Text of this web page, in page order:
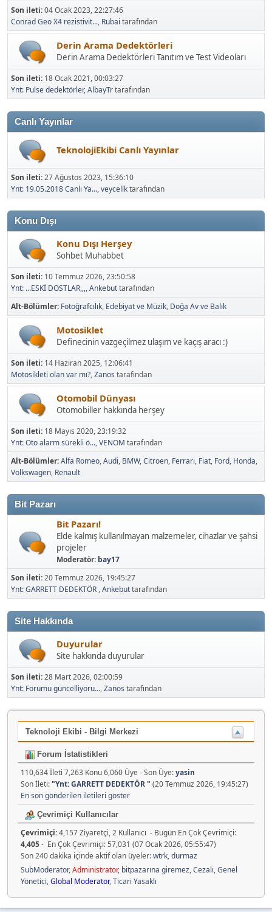
Son ileti:04 Ocak 2023, 22:27:46
Conrad Geo X4 rezistivit..., Rubai tarafından
Derin Arama Dedektörleri
Derin Arama Dedektörleri Tanıtım ve Test Videoları
Son ileti: 18 Ocak 2021, 00:03:27
Ynt: Pulse dedektörler,AlbayTrtarafından
Canlı Yayınlar
TeknolojiEkibi Canlı Yayınlar
Son ileti:27 Ağustos 2023, 15:36:10
Ynt: 19.05.2018 Canlı Ya...,veycellktarafından
Konu Dışı
Konu Dışı Herşey
Sohbet Muhabbet
Son ileti: 10 Temmuz 2026, 23:50:58
Ynt: ...ESKİ DOSTLAR,,,,Ankebuttarafından
Alt-Bölümler Fotoğrafcılık Edebiyat ve Müzik Doğa Av ve Balık
Motosiklet
Definecinin vazgeçilmez ulaşım ve kaçış aracı :)
Son ileti: 14 Haziran 2025, 12:06:41
Motosikleti olan var mı?,Zanos tarafından
Otomobil Dünyası
Otomobiller hakkında herşey
Son ileti: 18 Mayıs 2020, 23:19:32
Ynt: Oto alarm sürekli ö...,VENOM tarafından
Alt-Bölümler Alfa Romeo Audi BMW Citroen Ferrari Fiat Ford Honda
Volkswagen Renault
Bit Pazarı
Bit Pazarı!
Elde kalmış kullanılmayan malzemeler, cihazlar ve şahsi
projeler
Moderatör: bay17
Son ileti:20 Temmuz 2026, 19:45:27
Ynt: GARRETT DEDEKTÖR ,Ankebuttarafından
Site Hakkında
Duyurular
Site hakkında duyurular
Son ileti:28 Mart 2026, 02:00:59
Ynt: Forumu güncelliyoru...,Zanos tarafından
Teknoloji Ekibi - Bilgi Merkezi
Forum İstatistikleri
110,634 İleti 7,263 Konu 6,060 Üye - Son Üye:yasin
Son İleti:"Ynt: GARRETT DEDEKTÖR" (20 Temmuz 2026, 19:45:27)
En son gönderilen iletileri göster
Çevrimiçi Kullanıcılar
Çevrimiçi:4,157 Ziyaretçi, 2 Kullanıcı - Bugün En Çok Çevrimiçi:
4,405- En Çok Çevrimiçi: 57,031 (07 Ocak 2026, 05:55:47)
Son 240 dakika içinde aktif olan üyeler:wtrk,durmaz
SubModerator,Administrator, bitpazarına giremez,Cezalı,Genel
Yönetici,Global Moderator,Ticari Yasaklı